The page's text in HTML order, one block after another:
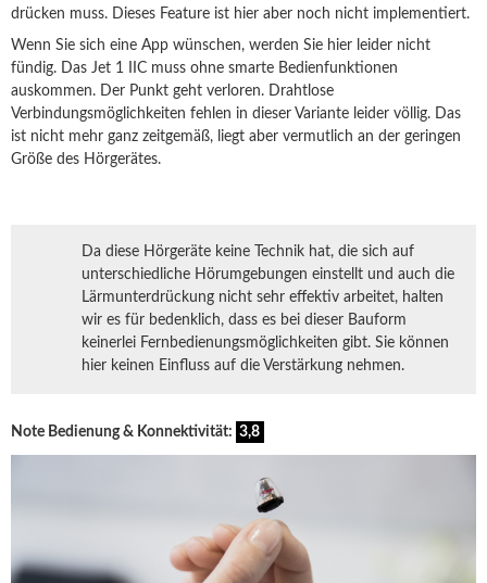
drücken muss. Dieses Feature ist hier aber noch nicht implementiert.
Wenn Sie sich eine App wünschen, werden Sie hier leider nicht
fündig. Das Jet 1 IIC muss ohne smarte Bedienfunktionen
auskommen. Der Punkt geht verloren. Drahtlose
Verbindungsmöglichkeiten fehlen in dieser Variante leider völlig. Das
ist nicht mehr ganz zeitgemäß, liegt aber vermutlich an der geringen
Größe des Hörgerätes.
Da diese Hörgeräte keine Technik hat, die sich auf
unterschiedliche Hörumgebungen einstellt und auch die
Lärmunterdrückung nicht sehr effektiv arbeitet, halten
wir es für bedenklich, dass es bei dieser Bauform
keinerlei Fernbedienungsmöglichkeiten gibt. Sie können
hier keinen Einfluss auf die Verstärkung nehmen.
Note Bedienung & Konnektivität: 3,8